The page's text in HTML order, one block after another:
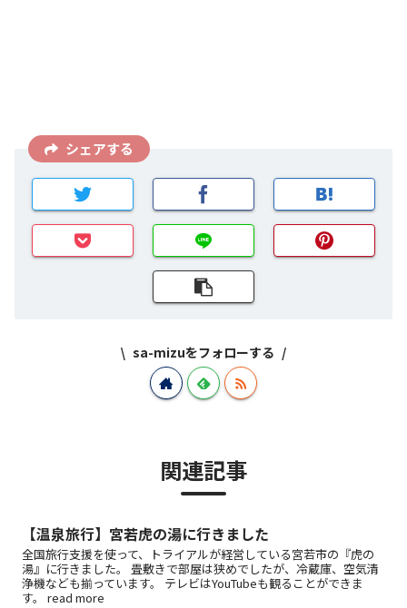
シェアする
sa-mizuをフォローする
関連記事
【温泉旅行】宮若虎の湯に行きました
全国旅行支援を使って、トライアルが経営している宮若市の『虎の
湯』に行きました。 畳敷きで部屋は狭めでしたが、冷蔵庫、空気清
浄機なども揃っています。 テレビはYouTubeも観ることができま
す。 read more